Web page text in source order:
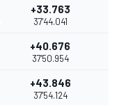
+33.763
37'44.041
+40.676
37'50.954
+43.846
37'54.124